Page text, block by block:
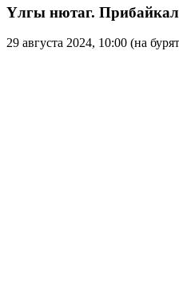
Yлгы нютаг.
29 августа 2024, 10:00 (на